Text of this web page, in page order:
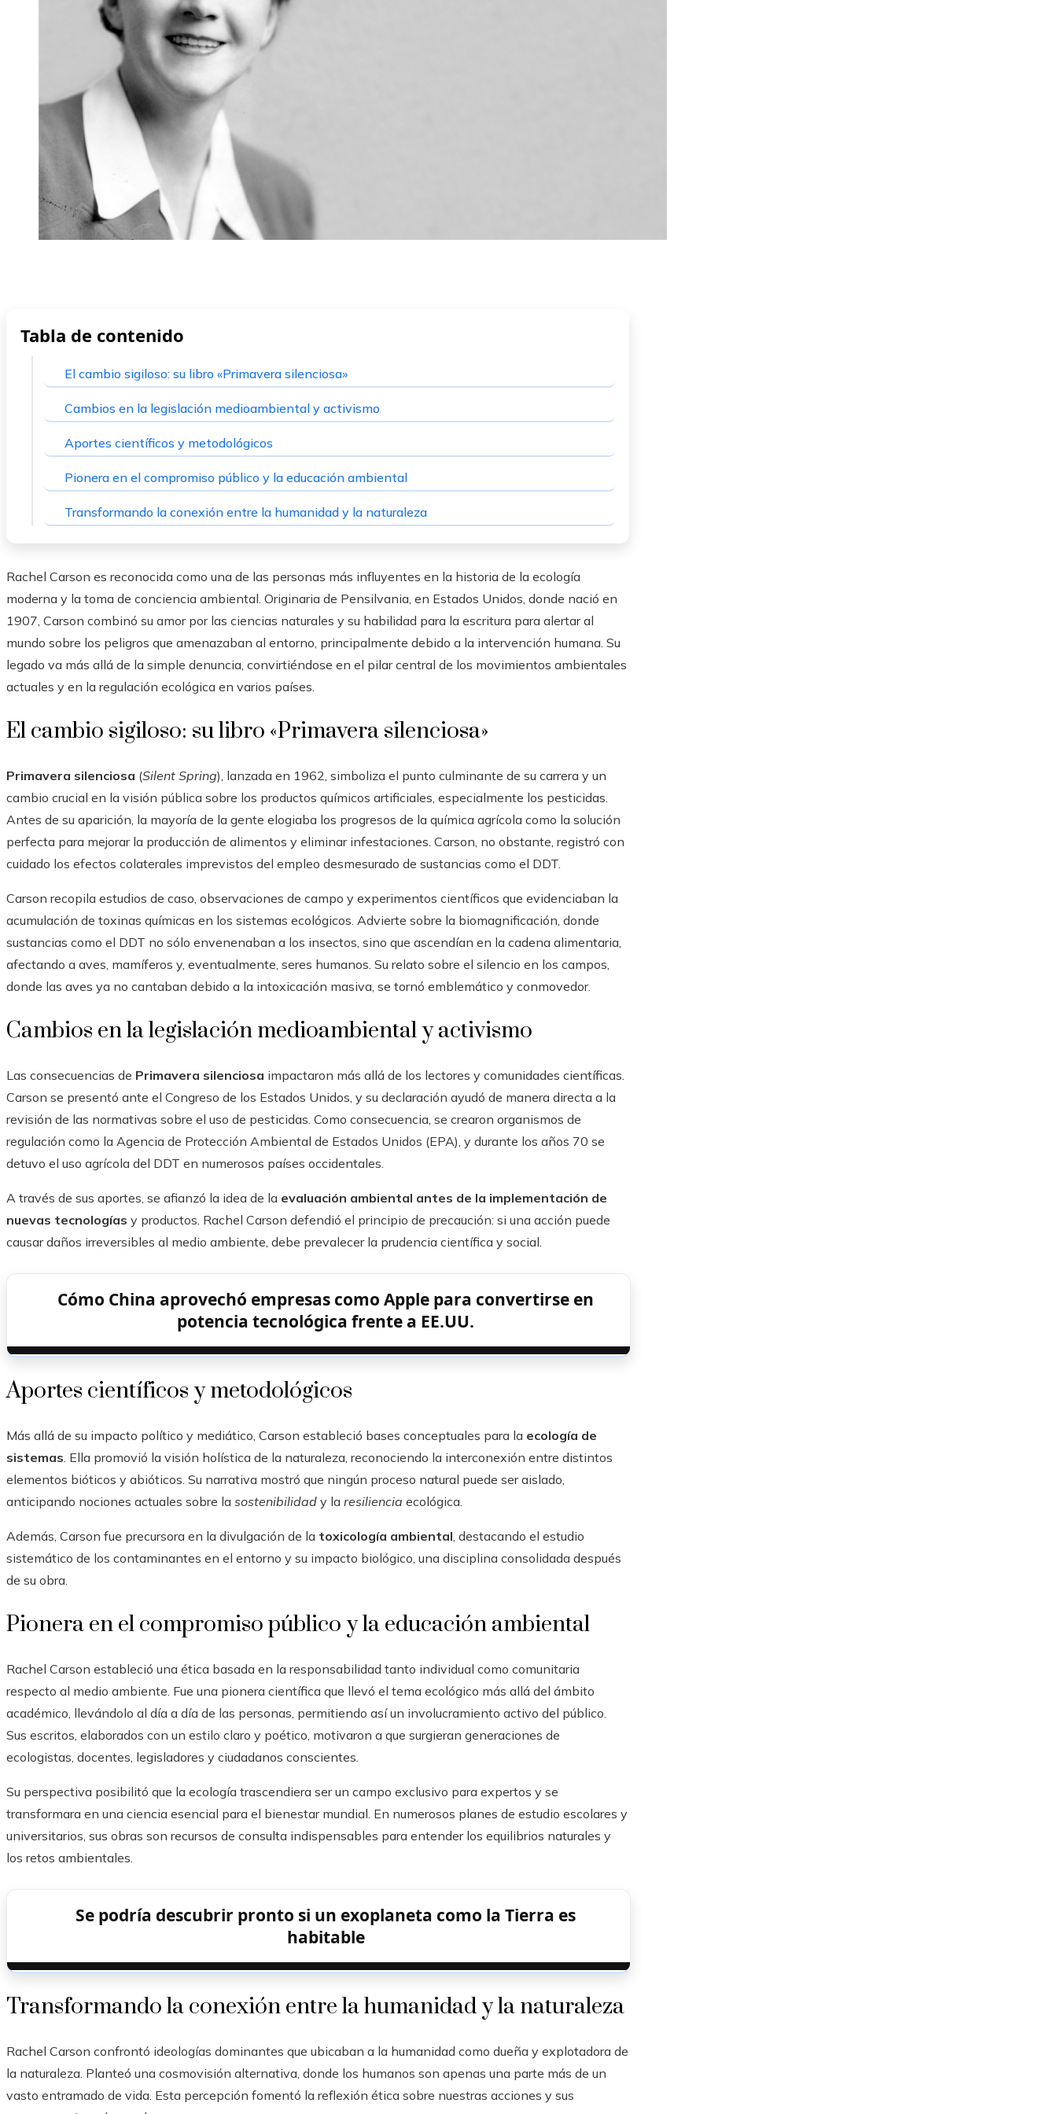
Tabla de contenido
El cambio sigiloso: su libro «Primavera silenciosa»
Cambios en la legislación medioambiental y activismo
Aportes científicos y metodológicos
Pionera en el compromiso público y la educación ambiental
Transformando la conexión entre la humanidad y la naturaleza
Rachel Carson es reconocida como una de las personas más influyentes en la historia de la ecología
moderna y la toma de conciencia ambiental. Originaria de Pensilvania, en Estados Unidos, donde nació en
1907, Carson combinó su amor por las ciencias naturales y su habilidad para la escritura para alertar al
mundo sobre los peligros que amenazaban al entorno, principalmente debido a la intervención humana. Su
legado va más allá de la simple denuncia, convirtiéndose en el pilar central de los movimientos ambientales
actuales y en la regulación ecológica en varios países.
El cambio sigiloso: su libro «Primavera silenciosa»
Primavera silenciosa (Silent Spring), lanzada en 1962, simboliza el punto culminante de su carrera y un
cambio crucial en la visión pública sobre los productos químicos artificiales, especialmente los pesticidas.
Antes de su aparición, la mayoría de la gente elogiaba los progresos de la química agrícola como la solución
perfecta para mejorar la producción de alimentos y eliminar infestaciones. Carson, no obstante, registró con
cuidado los efectos colaterales imprevistos del empleo desmesurado de sustancias como el DDT.
Carson recopila estudios de caso, observaciones de campo y experimentos científicos que evidenciaban la
acumulación de toxinas químicas en los sistemas ecológicos. Advierte sobre la biomagnificación, donde
sustancias como el DDT no sólo envenenaban a los insectos, sino que ascendían en la cadena alimentaria,
afectando a aves, mamíferos y, eventualmente, seres humanos. Su relato sobre el silencio en los campos,
donde las aves ya no cantaban debido a la intoxicación masiva, se tornó emblemático y conmovedor.
Cambios en la legislación medioambiental y activismo
Las consecuencias de Primavera silenciosa impactaron más allá de los lectores y comunidades científicas.
Carson se presentó ante el Congreso de los Estados Unidos, y su declaración ayudó de manera directa a la
revisión de las normativas sobre el uso de pesticidas. Como consecuencia, se crearon organismos de
regulación como la Agencia de Protección Ambiental de Estados Unidos (EPA), y durante los años 70 se
detuvo el uso agrícola del DDT en numerosos países occidentales.
A través de sus aportes, se afianzó la idea de la evaluación ambiental antes de la implementación de
nuevas tecnologías y productos. Rachel Carson defendió el principio de precaución: si una acción puede
causar daños irreversibles al medio ambiente, debe prevalecer la prudencia científica y social.
Cómo China aprovechó empresas como Apple para convertirse en
potencia tecnológica frente a EE.UU.
Aportes científicos y metodológicos
Más allá de su impacto político y mediático, Carson estableció bases conceptuales para la ecología de
sistemas. Ella promovió la visión holística de la naturaleza, reconociendo la interconexión entre distintos
elementos bióticos y abióticos. Su narrativa mostró que ningún proceso natural puede ser aislado,
anticipando nociones actuales sobre la sostenibilidad y la resiliencia ecológica.
Además, Carson fue precursora en la divulgación de la toxicología ambiental, destacando el estudio
sistemático de los contaminantes en el entorno y su impacto biológico, una disciplina consolidada después
de su obra.
Pionera en el compromiso público y la educación ambiental
Rachel Carson estableció una ética basada en la responsabilidad tanto individual como comunitaria
respecto al medio ambiente. Fue una pionera científica que llevó el tema ecológico más allá del ámbito
académico, llevándolo al día a día de las personas, permitiendo así un involucramiento activo del público.
Sus escritos, elaborados con un estilo claro y poético, motivaron a que surgieran generaciones de
ecologistas, docentes, legisladores y ciudadanos conscientes.
Su perspectiva posibilitó que la ecología trascendiera ser un campo exclusivo para expertos y se
transformara en una ciencia esencial para el bienestar mundial. En numerosos planes de estudio escolares y
universitarios, sus obras son recursos de consulta indispensables para entender los equilibrios naturales y
los retos ambientales.
Se podría descubrir pronto si un exoplaneta como la Tierra es
habitable
Transformando la conexión entre la humanidad y la naturaleza
Rachel Carson confrontó ideologías dominantes que ubicaban a la humanidad como dueña y explotadora de
la naturaleza. Planteó una cosmovisión alternativa, donde los humanos son apenas una parte más de un
vasto entramado de vida. Esta percepción fomentó la reflexión ética sobre nuestras acciones y sus